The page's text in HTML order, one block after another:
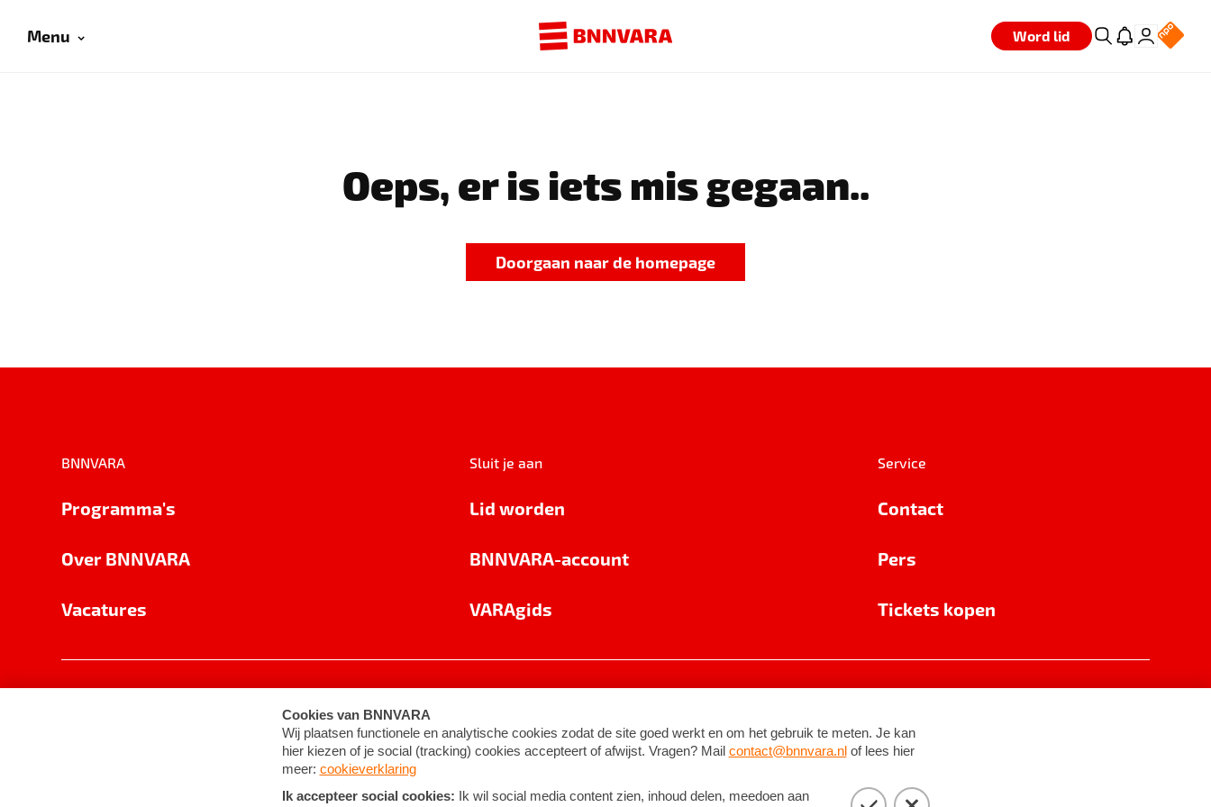
Menu Word lid
Oeps, er is iets mis gegaan..
Doorgaan naar de homepage
BNNVARA
Programma's
Over BNNVARA
Vacatures
Sluit je aan
Lid worden
BNNVARA-account
VARAgids
Service
Contact
Pers
Tickets kopen
Cookie-instellingen Algemene voorwaarden ©2026BNNVARA